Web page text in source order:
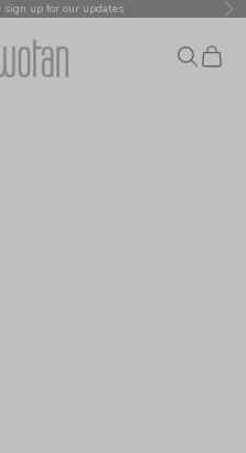
sign up for our updates
Buscar
Cesta